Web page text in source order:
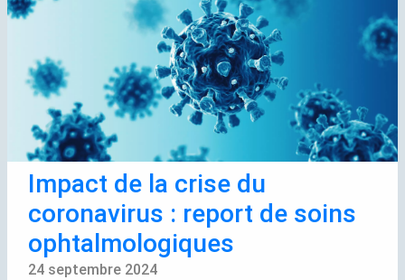
Impact de la crise du
coronavirus : report de soins
ophtalmologiques
24 septembre 2024